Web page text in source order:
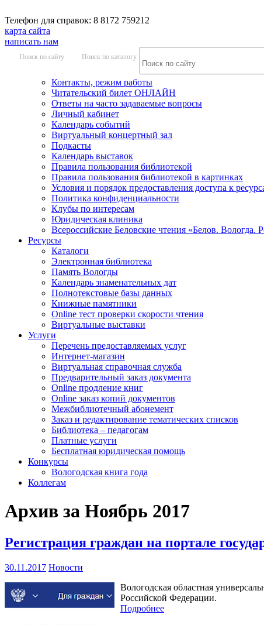
Телефон для справок: 8 8172 759212
карта сайта
написать нам
Поиск по сайту Поиск по каталогу
Контакты, режим работы
Читательский билет ОНЛАЙН
Ответы на часто задаваемые вопросы
Личный кабинет
Календарь событий
Виртуальный концертный зал
Подкасты
Календарь выставок
Правила пользования библиотекой
Правила пользования библиотекой в картинках
Условия и порядок предоставления доступа к
Политика конфиденциальности
Клубы по интересам
Юридическая клиника
Всероссийские Беловские чтения «Белов. Вологда.
Ресурсы
Каталоги
Электронная библиотека
Память Вологды
Календарь знаменательных дат
Полнотекстовые базы данных
Книжные памятники
Online тест проверки скорости чтения
Виртуальные выставки
Услуги
Перечень предоставляемых услуг
Интернет-магазин
Виртуальная справочная служба
Предварительный заказ документа
Online продление книг
Online заказ копий документов
Межбиблиотечный абонемент
Заказ и редактирование тематических списков
Библиотека – педагогам
Платные услуги
Бесплатная юридическая помощь
Конкурсы
Вологодская книга года
Коллегам
Архив за Ноябрь 2017
Регистрация граждан на портале
30.11.2017 Новости
Вологодская областная
Российской Федерации.
Подробнее